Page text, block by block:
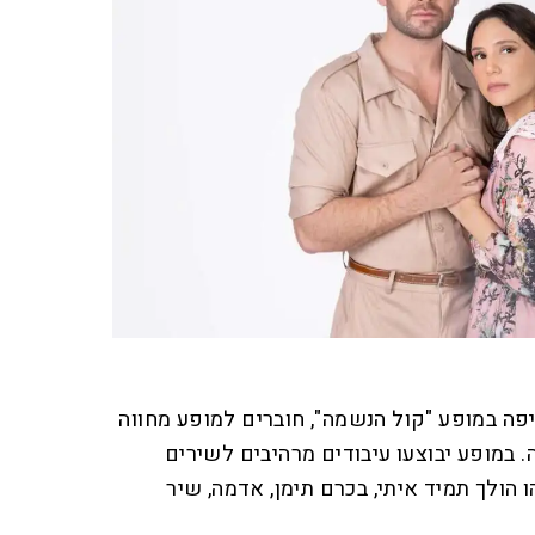
במופע "קול הנשמה", חוברים למופע מחווה
יבוצעו עיבודים מרהיבים לשירים
הולך תמיד איתי, בכרם תימן, אדמה, שיר